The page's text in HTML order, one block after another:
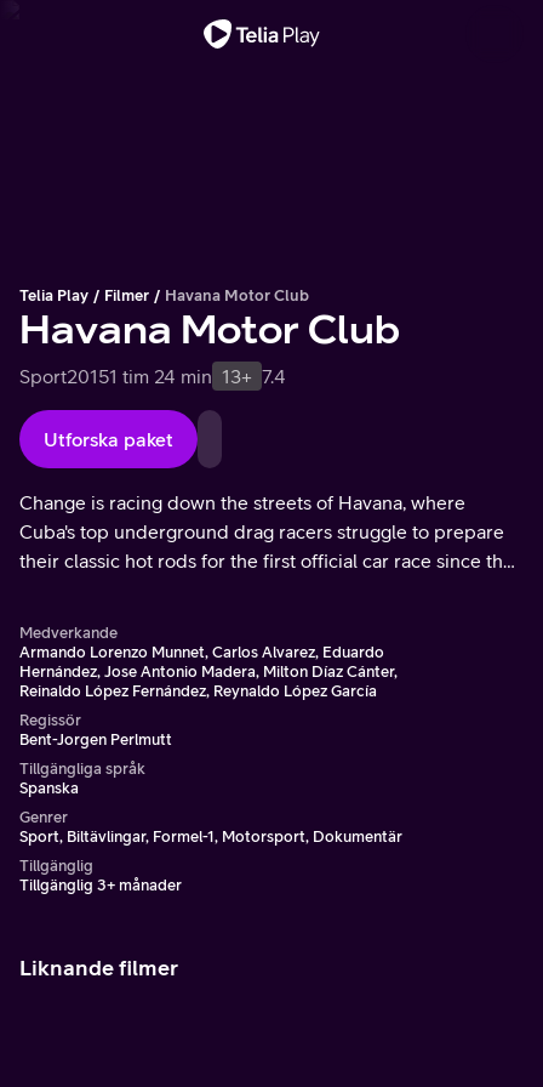
Telia Play Filmer Havana Motor Club
Havana Motor Club
Sport20151 tim 24 min 13+ 7.4
Utforska paket
Change is racing down the streets of Havana, where
Cuba's top underground drag racers struggle to prepare
their classic hot rods for the first official car race since the
Medverkande
Armando Lorenzo Munnet, Carlos Alvarez, Eduardo
Hernández, Jose Antonio Madera, Milton Díaz Cánter,
Reinaldo López Fernández, Reynaldo López García
Regissör
Bent-Jorgen Perlmutt
Tillgängliga språk
Spanska
Genrer
Sport, Biltävlingar, Formel-1, Motorsport, Dokumentär
Tillgänglig
Tillgänglig 3+ månader
Liknande filmer